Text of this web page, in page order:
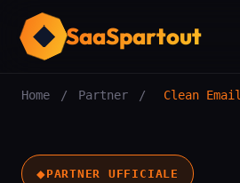
SaaSpartout
Home / Partner / Clean Email
◆PARTNER UFFICIALE